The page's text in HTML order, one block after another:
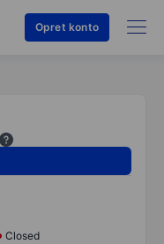
Opret konto
Closed